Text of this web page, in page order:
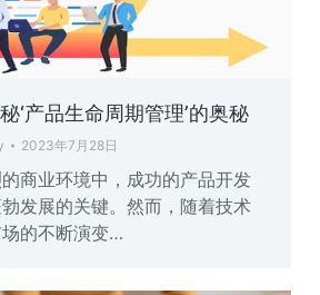
‘产品生命周期管理’的奥秘
2023年7月28日
商业环境中，成功的产品开发
发展的关键。然而，随着技术
的不断演变…